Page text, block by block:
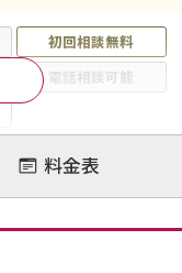
初回相談無料
電話相談可能
離婚裁判
モラハラ
料金表